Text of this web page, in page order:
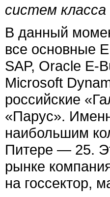
систем класса
В данный
все основные
SAP, Oracle E-
Microsoft
российские
«Парус».
наибольшим
Питере — 25.
рынке
на госсектор,